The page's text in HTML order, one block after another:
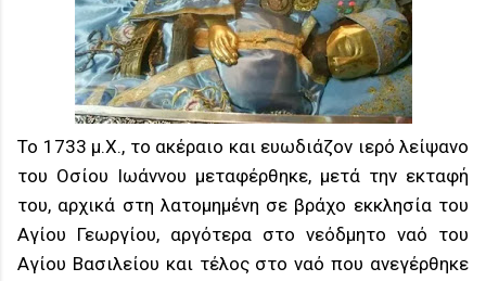
Το 1733 μ.Χ., το ακέραιο και ευωδιάζον ιερό λείψανο
του Οσίου Ιωάννου μεταφέρθηκε, μετά την εκταφή
του, αρχικά στη λατομημένη σε βράχο εκκλησία του
Αγίου Γεωργίου, αργότερα στο νεόδμητο ναό του
Αγίου Βασιλείου και τέλος στο ναό που ανεγέρθηκε